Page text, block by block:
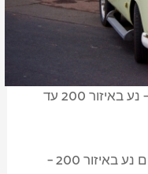
– נע באיזור 200 עד
לאירוע בדרום נע באיזור 200 –